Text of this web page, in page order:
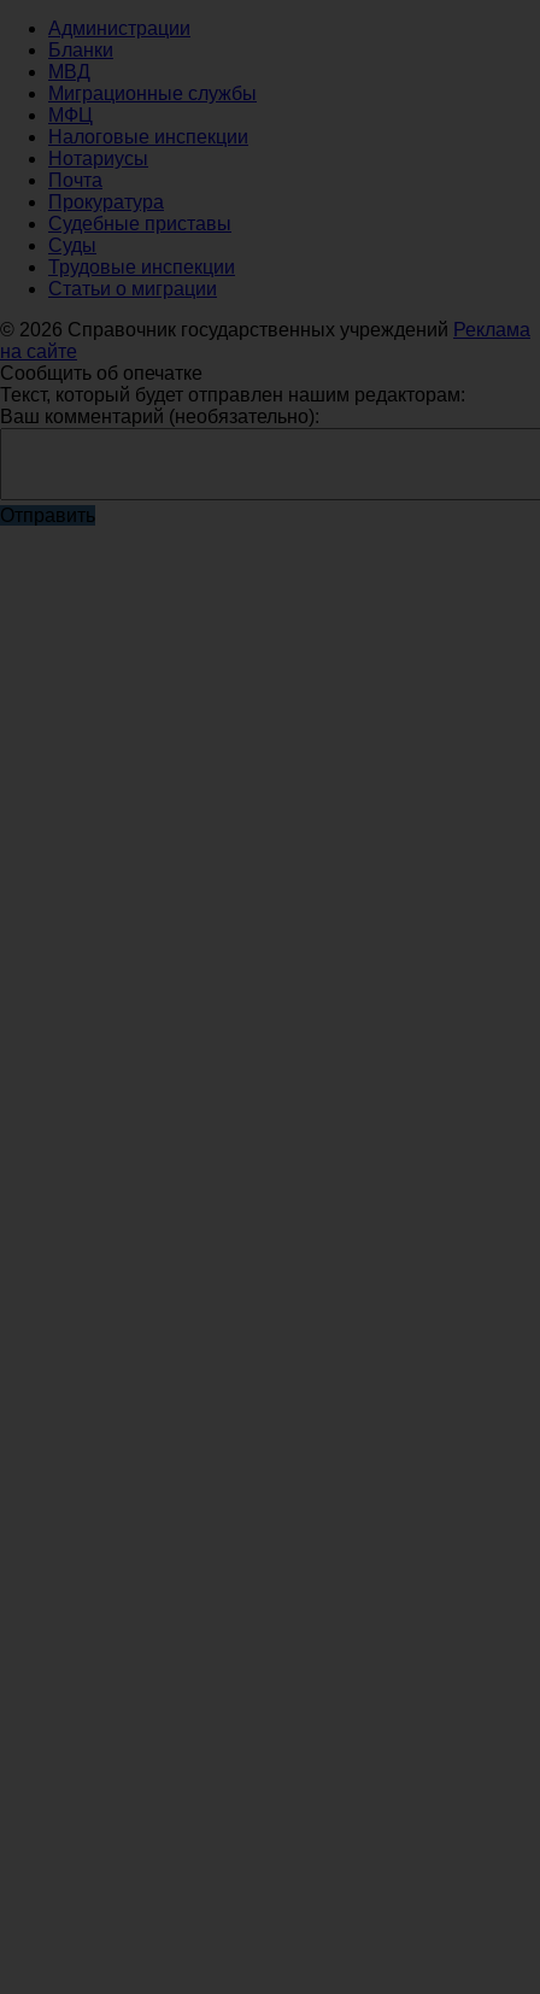
Администрации
Бланки
МВД
Миграционные службы
МФЦ
Налоговые инспекции
Нотариусы
Почта
Прокуратура
Судебные приставы
Суды
Трудовые инспекции
Статьи о миграции
© 2026 Справочник государственных учреждений Реклама
на сайте
Сообщить об опечатке
Текст, который будет отправлен нашим редакторам:
Ваш комментарий (необязательно):
Отправить